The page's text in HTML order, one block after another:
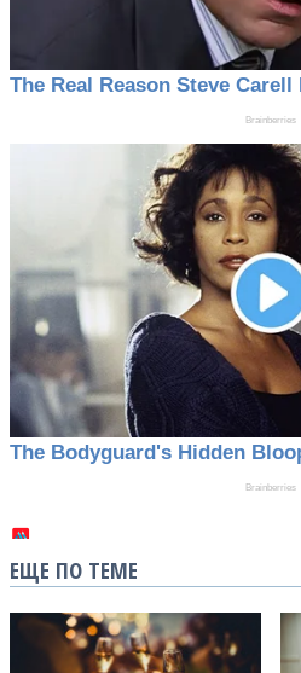
ЕЩЕ ПО ТЕМЕ